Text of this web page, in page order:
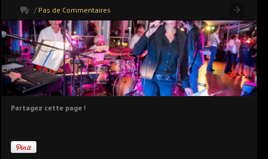
/ Pas de Commentaires
Partagez cette page !